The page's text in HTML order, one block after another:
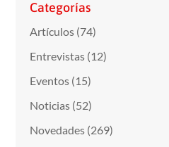
Categorías
Artículos (74)
Entrevistas (12)
Eventos (15)
Noticias (52)
Novedades (269)